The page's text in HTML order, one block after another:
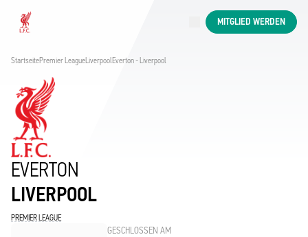
Now live
MITGLIED WERDEN
StartseitePremier LeagueLiverpoolEverton - Liverpool
EVERTON
LIVERPOOL
PREMIER LEAGUE
GESCHLOSSEN AM